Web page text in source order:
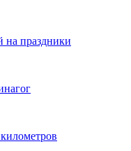
на праздники